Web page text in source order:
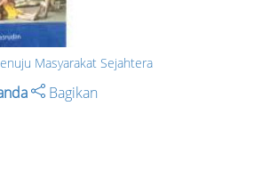
Masyarakat Sejahtera
Bagikan